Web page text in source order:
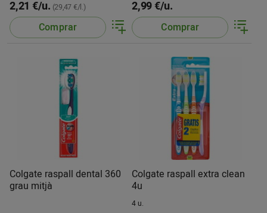
2,21 €/u. (29,47 €/l.)
Comprar
2,99 €/u.
Comprar
Colgate raspall dental 360
grau mitjà
Colgate raspall extra clean
4u
4 u.